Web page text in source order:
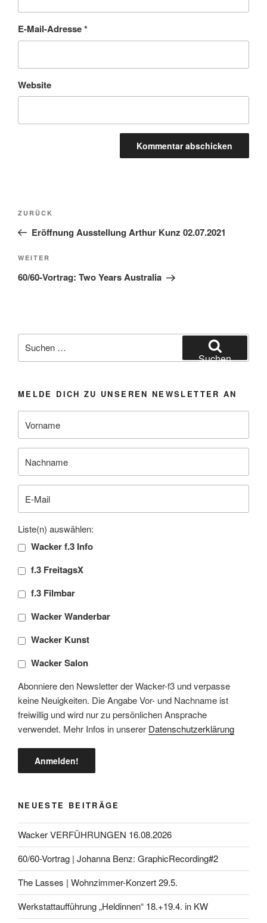
E-Mail-Adresse*
Website
Beitragsnavigation
Vorheriger
Beitrag
ZURÜCK
Eröffnung Ausstellung Arthur Kunz 02.07.2021
Nächster
Beitrag
WEITER
60/60-Vortrag: Two Years Australia
nach:
Suchen
MELDE DICH ZU UNSEREN NEWSLETTER AN
Liste(n) auswählen:
Wacker f.3 Info
f.3 FreitagsX
f.3 Filmbar
Wacker Wanderbar
Wacker Kunst
Wacker Salon
Abonniere den Newsletter der Wacker-f3 und verpasse
keine Neuigkeiten. Die Angabe Vor- und Nachname ist
freiwillig und wird nur zu persönlichen Ansprache
verwendet. Mehr Infos in unserer Datenschutzerklärung
NEUESTE BEITRÄGE
Wacker VERFÜHRUNGEN 16.08.2026
60/60-Vortrag | Johanna Benz: GraphicRecording#2
The Lasses | Wohnzimmer-Konzert 29.5.
Werkstattaufführung „Heldinnen“ 18.+19.4. in KW